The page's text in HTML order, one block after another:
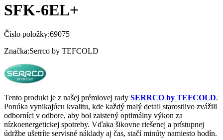
SFK-6EL+
Číslo položky:69075
Značka:Serrco by TEFCOLD
Tento produkt je z našej prémiovej rady SERRCO by TEFCOLD.
Ponúka vynikajúcu kvalitu, kde každý malý detail starostlivo zvážili
odborníci v odbore, aby bol zaistený optimálny výkon za
nízkoenergetickej spotreby. Vďaka šikovne riešenej a prístupnej
údržbe ušetríte servisné náklady aj čas, stačí minúty namiesto hodín.